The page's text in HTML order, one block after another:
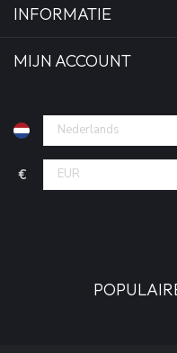
INFORMATIE
MIJN ACCOUNT
€